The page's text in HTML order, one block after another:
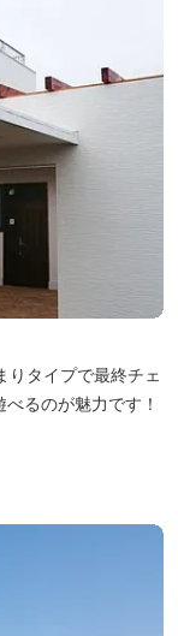
タイプで最終チェ
るのが魅力です！